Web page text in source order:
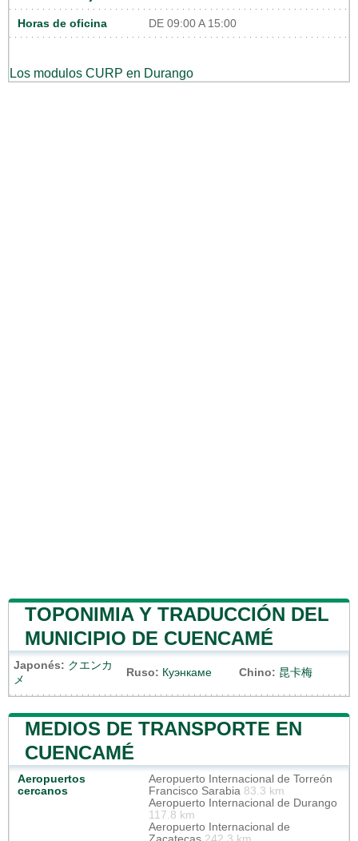
Horas de oficina DE 09:00 A 15:00
Los modulos CURP en Durango
TOPONIMIA Y TRADUCCIÓN DEL
MUNICIPIO DE CUENCAMÉ
Japonés: クエンカ
メ
Ruso: Куэнкаме Chino: 昆卡梅
MEDIOS DE TRANSPORTE EN
CUENCAMÉ
Aeropuertos
cercanos
Aeropuerto Internacional de Torreón
Francisco Sarabia 83.3 km
Aeropuerto Internacional de Durango
117.8 km
Aeropuerto Internacional de